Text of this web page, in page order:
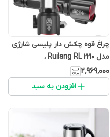
چراغ قوه چکش دار پلیسی شارژی
مدل Ruilang RL 2210 ،
بسیار قوی
۲٬۹۶۹٬۰۰۰
افزودن به سبد